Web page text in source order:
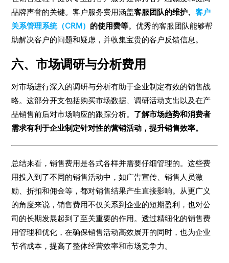
品牌声誉的关键。客户服务费用涵盖客服团队的维护、客户
关系管理系统（CRM） 的使用费等。优秀的客服团队能够帮
助解决客户的问题和疑虑，并收集宝贵的客户反馈信息。
六、市场调研与分析费用
对市场进行深入的调研与分析有助于企业制定有效的销售战
略。这部分开支包括购买市场数据、调研活动支出以及在产
品销售前后对市场响应的跟踪分析。 了解市场趋势和消费者
需求有利于企业制定针对性的营销活动，提升销售效率。
总结来看，销售费用是各式各样并需要仔细管理的。这些费
用投入到了不同的销售活动中，如广告宣传、销售人员激
励、折扣和佣金等，都对销售结果产生直接影响。从更广义
的角度来说，销售费用不仅关系到企业的短期盈利，也对公
司的长期发展起到了至关重要的作用。透过精细化的销售费
用管理和优化，在确保销售活动高效展开的同时，也为企业
节省成本，提高了整体经营效率和市场竞争力。